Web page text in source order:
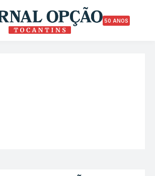
50 ANOS